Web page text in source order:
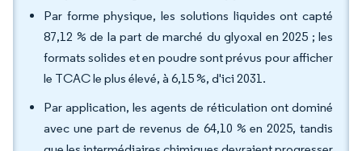
Par forme physique, les solutions liquides ont capté
87,12 % de la part de marché du glyoxal en 2025 ; les
formats solides et en poudre sont prévus pour afficher
le TCAC le plus élevé, à 6,15 %, d'ici 2031.
Par application, les agents de réticulation ont dominé
avec une part de revenus de 64,10 % en 2025, tandis